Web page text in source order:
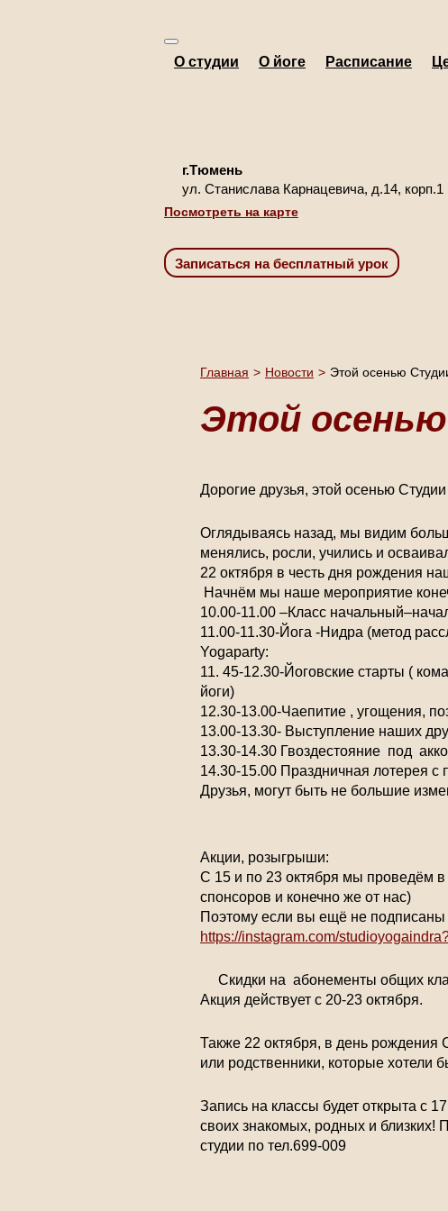
О студии О йоге Расписание
г.Тюмень
ул. Станислава Карнацевича, д.14, корп.1
Посмотреть на карте
Главная > Новости > Этой осенью
Этой
Дорогие друзья, этой осенью
Оглядываясь назад, мы видим
менялись, росли, учились и
22 октября в честь дня рождения
Начнём мы наше мероприятие
10.00-11.00 –Класс
11.00-11.30-Йога -Нидра (метод
Yogaparty:
11. 45-12.30-Йоговские старты (
йоги)
12.30-13.00-Чаепитие , угощения,
13.00-13.30- Выступление наших
13.30-14.30 Гвоздестояние под
14.30-15.00 Праздничная лотерея с
Друзья, могут быть не большие
Акции, розыгрыши:
С 15 и по 23 октября мы проведём
спонсоров и конечно же от нас)
Поэтому если вы ещё не
https://instagram.com/
Скидки на абонементы общих
Акция действует с 20-23 октября.
Также 22 октября, в день рождения
или родственники, которые хотели
Запись на классы будет открыта с
своих знакомых, родных и близких!
студии по тел.699-009